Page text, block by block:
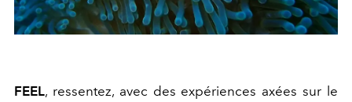
FEEL, ressentez, avec des expériences axées sur le